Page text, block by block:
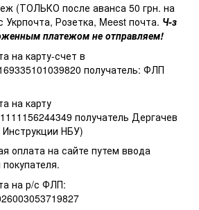
(ТОЛЬКО после аванса 50 грн. на
Укрпочта, Розетка, Meest почта. Ч-з
платежом не отправляем!
на карту-счет в
получатель: ФЛП
на карту
получатель Дергачев
НБУ)
оплата на сайте путем ввода
на р/с ФЛП: